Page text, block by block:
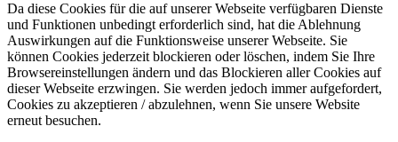
Da diese Cookies für die auf unserer Webseite verfügbaren Dienste
und Funktionen unbedingt erforderlich sind, hat die Ablehnung
Auswirkungen auf die Funktionsweise unserer Webseite. Sie
können Cookies jederzeit blockieren oder löschen, indem Sie Ihre
Browsereinstellungen ändern und das Blockieren aller Cookies auf
dieser Webseite erzwingen. Sie werden jedoch immer aufgefordert,
Cookies zu akzeptieren / abzulehnen, wenn Sie unsere Website
erneut besuchen.